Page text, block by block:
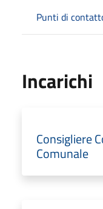
Punti di
Incarichi
Consigliere
Comunale